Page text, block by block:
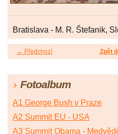
Bratislava - M. R. Štefanik,
← Předchozí Zpět
Fotoalbum
A1 George Bush v Praze
A2 Summit EU - USA
A3 Summit Obama -